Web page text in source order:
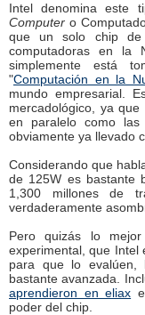
Intel denomina este
Computer o
que un solo chip
computadoras en la
simplemente está
"Computación en la
mundo empresarial.
mercadológico, ya
en paralelo como
obviamente ya llevado
Considerando que
de 125W es bastante
1,300 millones de
verdaderamente
Pero quizás lo
experimental, que Intel
para que lo evalúen,
bastante avanzada.
aprendieron en eliax
poder del chip.